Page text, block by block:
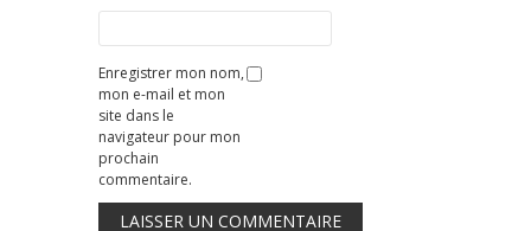
Enregistrer mon nom,
mon e-mail et mon
site dans le
navigateur pour mon
prochain
commentaire.